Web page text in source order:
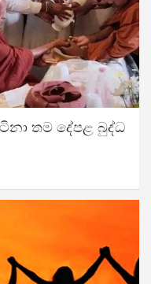
තම දේපළ බුද්ධ